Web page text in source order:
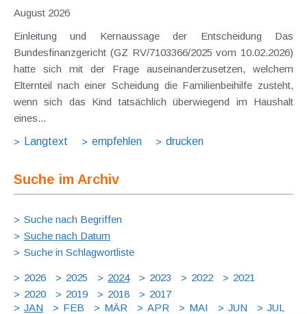
August 2026
Einleitung und Kernaussage der Entscheidung Das
Bundesfinanzgericht (GZ RV/7103366/2025 vom 10.02.2026)
hatte sich mit der Frage auseinanderzusetzen, welchem
Elternteil nach einer Scheidung die Familienbeihilfe zusteht,
wenn sich das Kind tatsächlich überwiegend im Haushalt
eines...
Langtext
empfehlen drucken
Suche im Archiv
Suche nach Begriffen
Suche nach Datum
Suche in Schlagwortliste
2026 2025 2024 2023 2022
2021
2020
2019 2018
2017
JAN
FEB MÄR APR MAI JUN
JUL